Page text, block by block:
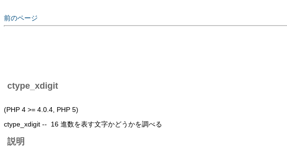
前のページ
ctype_xdigit
(PHP 4 >= 4.0.4, PHP 5)
ctype_xdigit -- 16 進数を表す文字かどうかを調べる
説明